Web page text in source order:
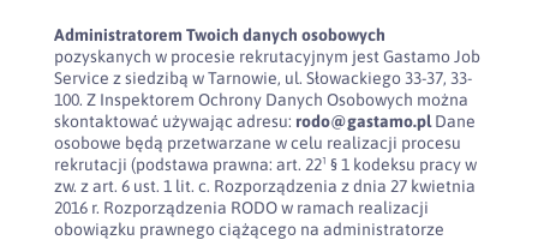
Administratorem Twoich danych osobowych
pozyskanych w procesie rekrutacyjnym jest Gastamo Job
Service z siedzibą w Tarnowie, ul. Słowackiego 33-37, 33-
100. Z Inspektorem Ochrony Danych Osobowych można
skontaktować używając adresu: rodo@gastamo.plDane
osobowe będą przetwarzane w celu realizacji procesu
rekrutacji (podstawa prawna: art. 22¹ § 1 kodeksu pracy w
zw. z art. 6 ust. 1 lit. c. Rozporządzenia z dnia 27 kwietnia
2016 r. Rozporządzenia RODO w ramach realizacji
obowiązku prawnego ciążącego na administratorze